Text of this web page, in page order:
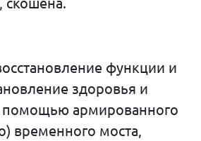
функции и
здоровья и
помощью армированного
временного моста,